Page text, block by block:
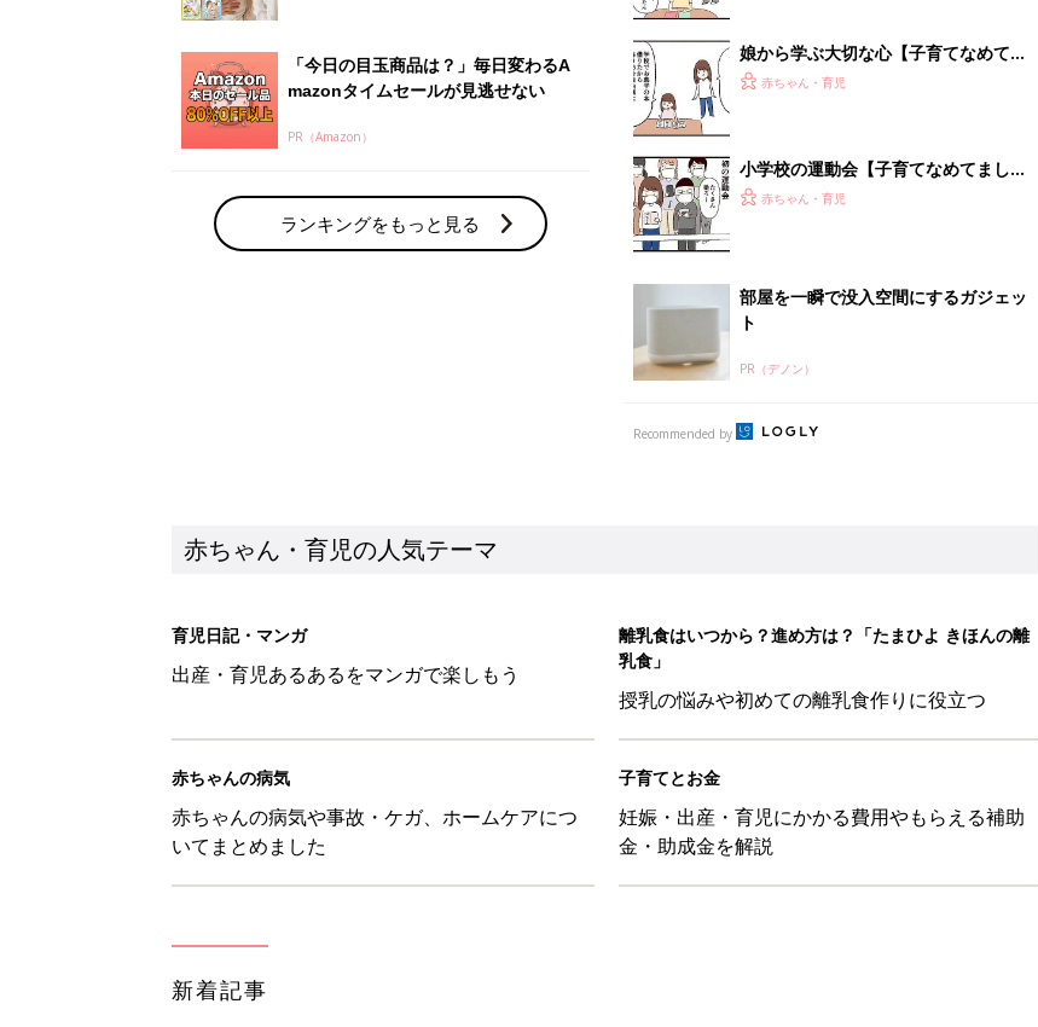
「今日の目玉商品は？」毎日変わるA
mazonタイムセールが見逃せない
PR（Amazon）
ランキングをもっと見る
娘から学ぶ大切な心【子育てなめてま
した日記#144】
赤ちゃん・育児
小学校の運動会【子育てなめてました
日記#146】
赤ちゃん・育児
部屋を一瞬で没入空間にするガジェッ
ト
PR（デノン）
Recommended by
赤ちゃん・育児の人気テーマ
育児日記・マンガ
出産・育児あるあるをマンガで楽しもう
離乳食はいつから？進め方は？「たまひよ きほんの離
乳食」
授乳の悩みや初めての離乳食作りに役立つ
赤ちゃんの病気
赤ちゃんの病気や事故・ケガ、ホームケアにつ
いてまとめました
子育てとお金
妊娠・出産・育児にかかる費用やもらえる補助
金・助成金を解説
新着記事